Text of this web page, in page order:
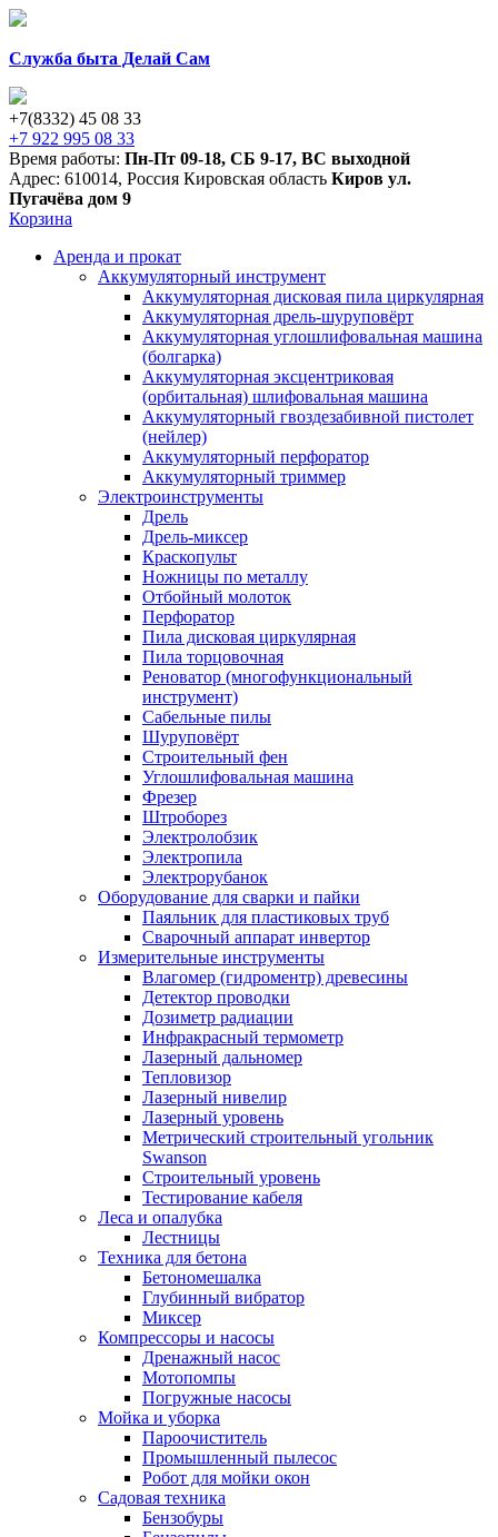
Служба быта Делай Сам
+7(8332) 45 08 33
+7 922 995 08 33
Время работы: Пн-Пт 09-18, СБ 9-17, ВС выходной
Адрес: 610014, Россия Кировская область Киров ул.
Пугачёва дом 9
Корзина
Аренда и прокат
Аккумуляторный инструмент
Аккумуляторная дисковая пила циркулярная
Аккумуляторная дрель-шуруповёрт
Аккумуляторная углошлифовальная машина
(болгарка)
Аккумуляторная эксцентриковая
(орбитальная) шлифовальная машина
Аккумуляторный гвоздезабивной пистолет
(нейлер)
Аккумуляторный перфоратор
Аккумуляторный триммер
Электроинструменты
Дрель
Дрель-миксер
Краскопульт
Ножницы по металлу
Отбойный молоток
Перфоратор
Пила дисковая циркулярная
Пила торцовочная
Реноватор (многофункциональный
инструмент)
Сабельные пилы
Шуруповёрт
Строительный фен
Углошлифовальная машина
Фрезер
Штроборез
Электролобзик
Электропила
Электрорубанок
Оборудование для сварки и пайки
Паяльник для пластиковых труб
Сварочный аппарат инвертор
Измерительные инструменты
Влагомер (гидроментр) древесины
Детектор проводки
Дозиметр радиации
Инфракрасный термометр
Лазерный дальномер
Тепловизор
Лазерный нивелир
Лазерный уровень
Метрический строительный угольник
Swanson
Строительный уровень
Тестирование кабеля
Леса и опалубка
Лестницы
Техника для бетона
Бетономешалка
Глубинный вибратор
Миксер
Компрессоры и насосы
Дренажный насос
Мотопомпы
Погружные насосы
Мойка и уборка
Пароочиститель
Промышленный пылесос
Робот для мойки окон
Садовая техника
Бензобуры